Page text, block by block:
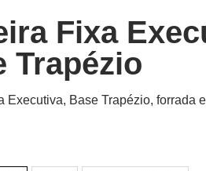
Fixa
Trapézio
Executiva, Base Trapézio, forrada